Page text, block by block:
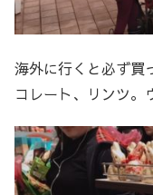
海外に行くと必ず買
コレート、リンツ。